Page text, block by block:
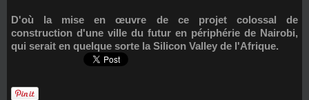
D'où la mise en œuvre de ce projet colossal de
construction d'une ville du futur en périphérie de Nairobi,
qui serait en quelque sorte la Silicon Valley de l'Afrique.